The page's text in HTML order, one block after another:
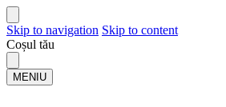
Skip to navigation Skip to content
Coșul tău
MENIU